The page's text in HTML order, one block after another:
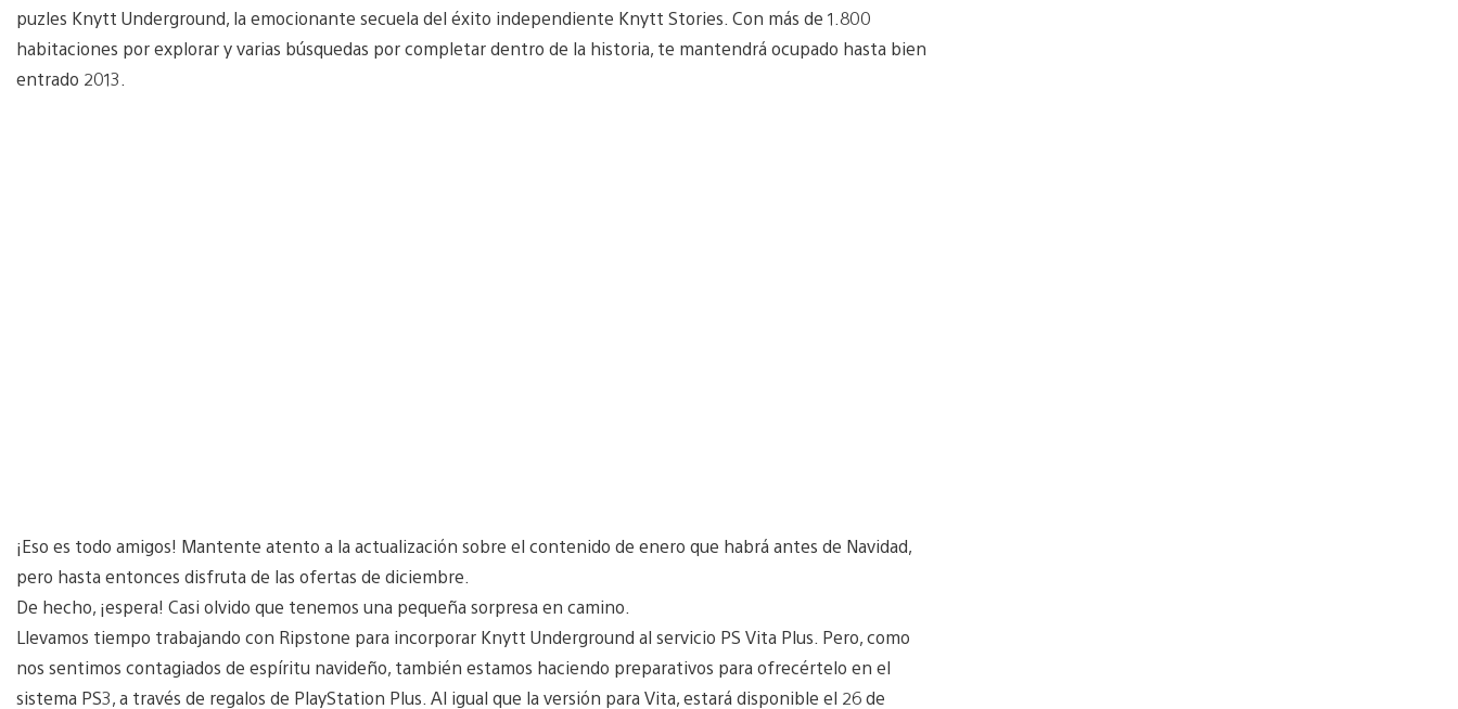
puzles Knytt Underground, la emocionante secuela del éxito independiente Knytt Stories. Con más de 1.800
habitaciones por explorar y varias búsquedas por completar dentro de la historia, te mantendrá ocupado hasta bien
entrado 2013.
¡Eso es todo amigos! Mantente atento a la actualización sobre el contenido de enero que habrá antes de Navidad,
pero hasta entonces disfruta de las ofertas de diciembre.
De hecho, ¡espera! Casi olvido que tenemos una pequeña sorpresa en camino.
Llevamos tiempo trabajando con Ripstone para incorporar Knytt Underground al servicio PS Vita Plus. Pero, como
nos sentimos contagiados de espíritu navideño, también estamos haciendo preparativos para ofrecértelo en el
sistema PS3, a través de regalos de PlayStation Plus. Al igual que la versión para Vita, estará disponible el 26 de